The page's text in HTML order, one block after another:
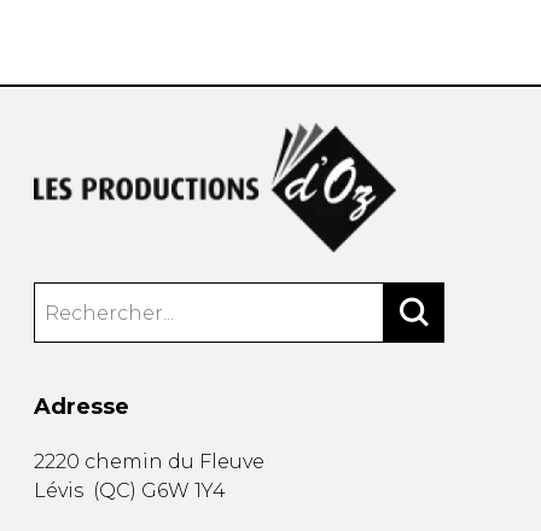
Adresse
2220 chemin du Fleuve
Lévis (QC) G6W 1Y4